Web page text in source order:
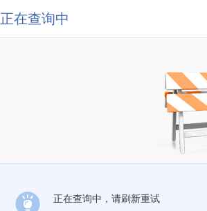
正在查询中
正在查询中，请刷新重试